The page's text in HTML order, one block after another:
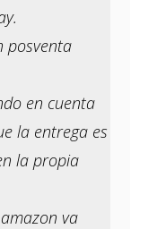
posventa
en cuenta
la entrega es
la propia
va